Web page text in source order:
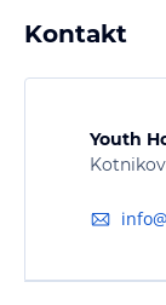
Kontakt
Youth